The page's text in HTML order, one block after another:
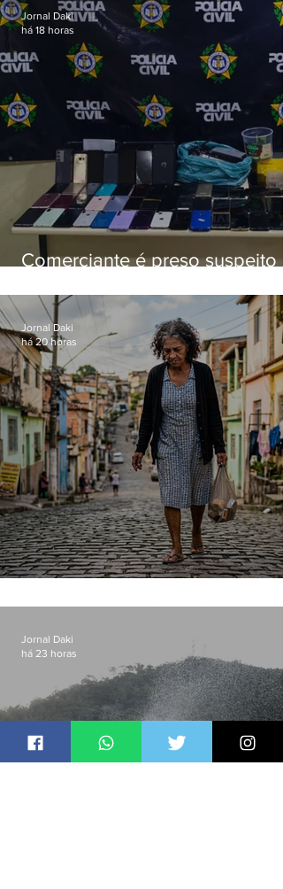
Comerciante é preso suspeito
loja
Jornal Daki
há 18 horas
Jornal Daki
há 20 horas
Jornal Daki
há 23 horas